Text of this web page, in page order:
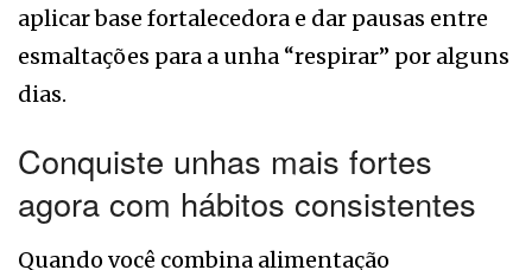
aplicar base fortalecedora e dar pausas entre
esmaltações para a unha “respirar” por alguns
dias.
Conquiste unhas mais fortes
agora com hábitos consistentes
Quando você combina alimentação